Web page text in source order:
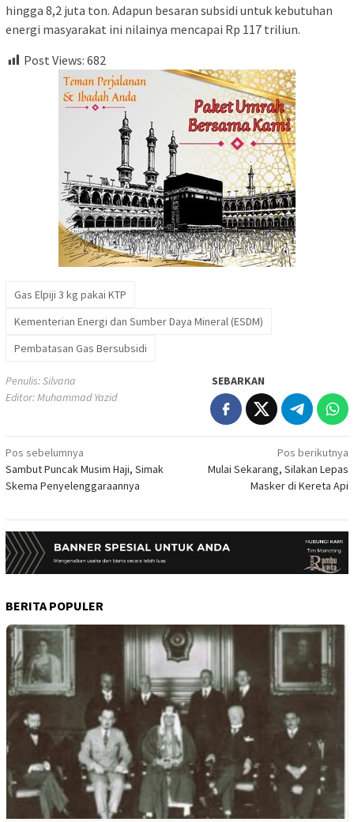
hingga 8,2 juta ton. Adapun besaran subsidi untuk kebutuhan
energi masyarakat ini nilainya mencapai Rp 117 triliun.
Post Views: 682
Gas Elpiji 3 kg pakai KTP
Kementerian Energi dan Sumber Daya Mineral (ESDM)
Pembatasan Gas Bersubsidi
Penulis: Silvana
Editor: Muhammad Yazid
SEBARKAN
Navigasi
pos
Pos sebelumnya
Sambut Puncak Musim Haji, Simak
Skema Penyelenggaraannya
Pos berikutnya
Mulai Sekarang, Silakan Lepas
Masker di Kereta Api
BERITA POPULER